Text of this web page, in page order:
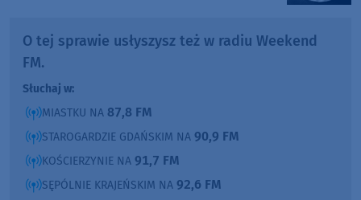
O tej sprawie usłyszysz też w radiu Weekend
FM.
Słuchaj w:
MIASTKU NA 87,8 FM
STAROGARDZIE GDAŃSKIM NA 90,9 FM
KOŚCIERZYNIE NA 91,7 FM
SĘPÓLNIE KRAJEŃSKIM NA 92,6 FM